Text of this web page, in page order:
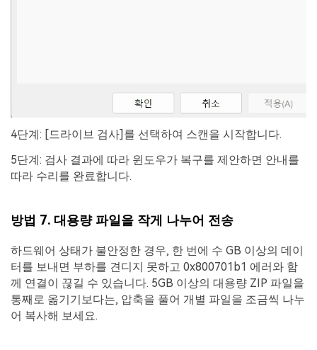
4단계: [드라이브 검사]를 선택하여 스캔을 시작합니다.
5단계: 검사 결과에 따라 윈도우가 복구를 제안하면 안내를
따라 수리를 완료합니다.
방법 7. 대용량 파일을 작게 나누어 전송
하드웨어 상태가 불안정한 경우, 한 번에 수 GB 이상의 데이
터를 보내면 부하를 견디지 못하고 0x800701b1 에러와 함
께 연결이 끊길 수 있습니다. 5GB 이상의 대용량 ZIP 파일을
통째로 옮기기보다는, 압축을 풀어 개별 파일을 조금씩 나누
어 복사해 보세요.